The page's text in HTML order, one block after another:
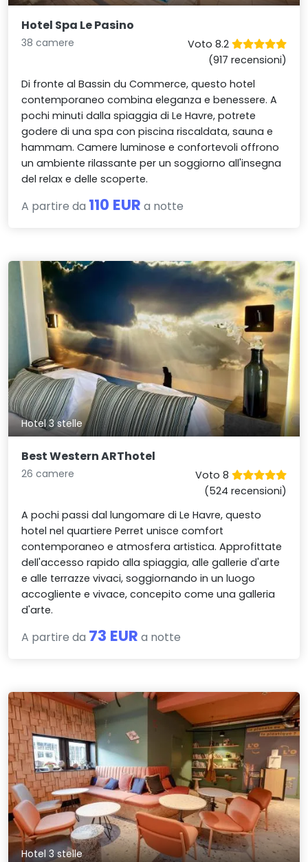
Hotel Spa Le Pasino
38 camere
Voto 8.2
(917 recensioni)
Di fronte al Bassin du Commerce, questo hotel
contemporaneo combina eleganza e benessere. A
pochi minuti dalla spiaggia di Le Havre, potrete
godere di una spa con piscina riscaldata, sauna e
hammam. Camere luminose e confortevoli offrono
un ambiente rilassante per un soggiorno all'insegna
del relax e delle scoperte.
A partire da 110 EUR a notte
Hotel 3 stelle
Best Western ARThotel
26 camere
Voto 8
(524 recensioni)
A pochi passi dal lungomare di Le Havre, questo
hotel nel quartiere Perret unisce comfort
contemporaneo e atmosfera artistica. Approfittate
dell'accesso rapido alla spiaggia, alle gallerie d'arte
e alle terrazze vivaci, soggiornando in un luogo
accogliente e vivace, concepito come una galleria
d'arte.
A partire da 73 EUR a notte
Hotel 3 stelle